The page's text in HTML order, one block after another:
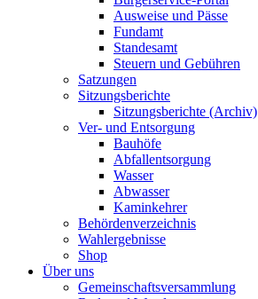
Ausweise und Pässe
Fundamt
Standesamt
Steuern und Gebühren
Satzungen
Sitzungsberichte
Sitzungsberichte (Archiv)
Ver- und Entsorgung
Bauhöfe
Abfallentsorgung
Wasser
Abwasser
Kaminkehrer
Behördenverzeichnis
Wahlergebnisse
Shop
Über uns
Gemeinschaftsversammlung